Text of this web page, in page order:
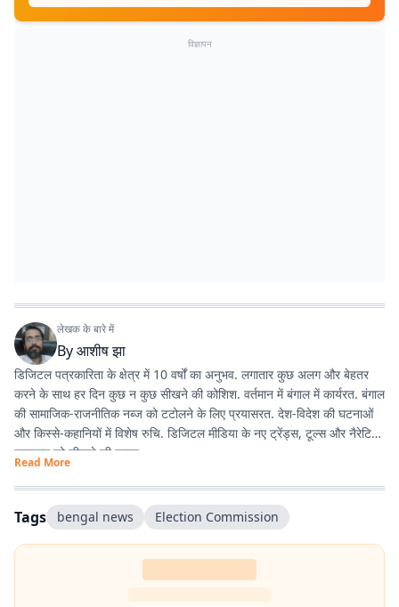
विज्ञापन
लेखक के बारे में
Byआशीष झा
डिजिटल पत्रकारिता के क्षेत्र में 10 वर्षों का अनुभव. लगातार कुछ अलग और बेहतर
करने के साथ हर दिन कुछ न कुछ सीखने की कोशिश. वर्तमान में बंगाल में कार्यरत. बंगाल
की सामाजिक-राजनीतिक नब्ज को टटोलने के लिए प्रयासरत. देश-विदेश की घटनाओं
और किस्से-कहानियों में विशेष रुचि. डिजिटल मीडिया के नए ट्रेंड्स, टूल्स और नैरेटिव
स्टाइल्स को सीखने की चाहत.
Read More
Tags bengal news Election Commission